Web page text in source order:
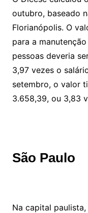
outubro, baseado
Florianópolis. O
para a
pessoas deveria
3,97 vezes o
setembro, o valor
3.658,39, ou 3,83
São Paulo
Na capital